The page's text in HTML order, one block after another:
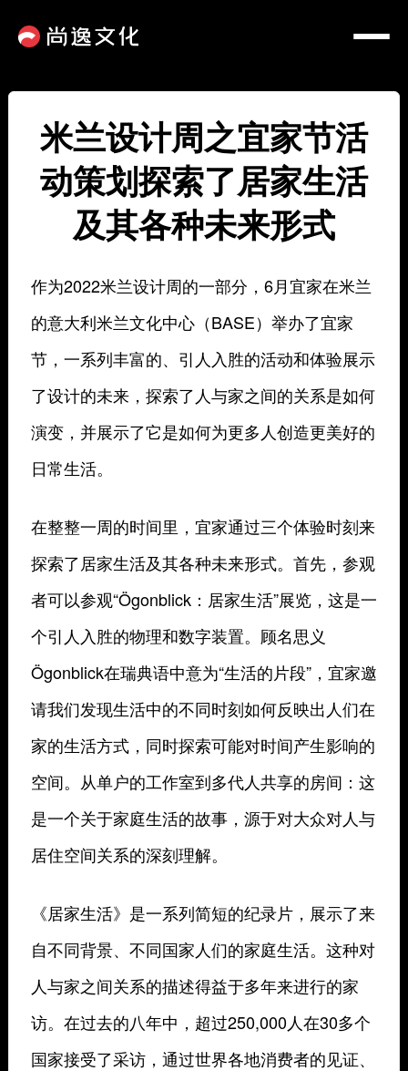
米兰设计周之宜家节活
动策划探索了居家生活
及其各种未来形式
作为2022米兰设计周的一部分，6月宜家在米兰
的意大利米兰文化中心（BASE）举办了宜家
节，一系列丰富的、引人入胜的活动和体验展示
了设计的未来，探索了人与家之间的关系是如何
演变，并展示了它是如何为更多人创造更美好的
日常生活。
在整整一周的时间里，宜家通过三个体验时刻来
探索了居家生活及其各种未来形式。首先，参观
者可以参观“Ögonblick：居家生活”展览，这是一
个引人入胜的物理和数字装置。顾名思义
Ögonblick在瑞典语中意为“生活的片段”，宜家邀
请我们发现生活中的不同时刻如何反映出人们在
家的生活方式，同时探索可能对时间产生影响的
空间。从单户的工作室到多代人共享的房间：这
是一个关于家庭生活的故事，源于对大众对人与
居住空间关系的深刻理解。
《居家生活》是一系列简短的纪录片，展示了来
自不同背景、不同国家人们的家庭生活。这种对
人与家之间关系的描述得益于多年来进行的家
访。在过去的八年中，超过250,000人在30多个
国家接受了采访，通过世界各地消费者的见证、